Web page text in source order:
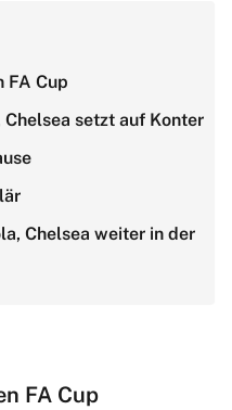
FA Cup
setzt auf Konter
Chelsea weiter in der
FA Cup